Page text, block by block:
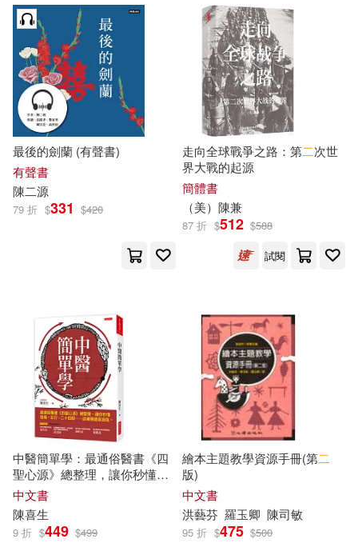
張發，陳高路（主編）(1)
方利國(1)
羅玉卿(1) 陳九法（主編）(1)
陳作宏(1) 陳司敏(1)
陳礪，嚴宗誠，方利國（編）(1)
陳翁良(1) （美）陳兼(1)
中央研究院臺灣史研究所(1)
人民交通出版社(1)
大是文化(1)
東南大學出版社(1)
東方出版中心(1)
機械工業出版社(1)
香港中文大學(1) 高寶(1)
高等教育出版社(1)
可海外宅配(22)
可港澳店取(22)
可新加坡店取(21)
可菲律賓店取(22)
電子書 (可複選)
適合手機平板閱讀(3)
其他 (可複選)
現在可購買商品(15)
最後的劍蘭 (有聲書)
有聲書
陳二源
79 折 $331 $420
走向全球戰爭之路：第二次世
界大戰的起源
簡體書
（美） 陳兼
87 折 $512 $588
試閱
中醫簡單學：最通俗醫書《四
聖心源》總整理，讓你秒懂陰
陽、五行、二十四脈……該補
陽還是滋陰。
中文書
陳喜生
9 折 $449 $499
繪本主題教學資源手冊(第二
版)
中文書
洪藝芬 羅玉卿 陳司敏
95 折 $475 $500